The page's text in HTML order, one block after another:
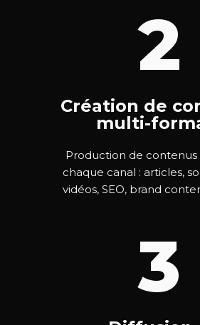
2
Création de
multi-
Production de contenus
chaque canal : articles,
vidéos, SEO, brand
3